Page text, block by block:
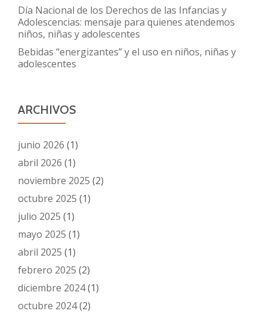
Día Nacional de los Derechos de las Infancias y
Adolescencias: mensaje para quienes atendemos
niños, niñas y adolescentes
Bebidas “energizantes” y el uso en niños, niñas y
adolescentes
ARCHIVOS
junio 2026 (1)
abril 2026 (1)
noviembre 2025 (2)
octubre 2025 (1)
julio 2025 (1)
mayo 2025 (1)
abril 2025 (1)
febrero 2025 (2)
diciembre 2024(1)
octubre 2024(2)